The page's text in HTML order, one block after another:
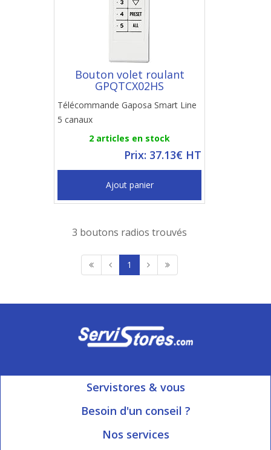
Bouton volet roulant
GPQTCX02HS
Télécommande Gaposa Smart Line
5 canaux
2 articles en stock
Prix: 37.13€ HT
Ajout panier
3 boutons radios trouvés
1
Servistores & vous
Mon compte
Besoin d'un conseil ?
Ouvert du Lundi au Vendredi
Nos services